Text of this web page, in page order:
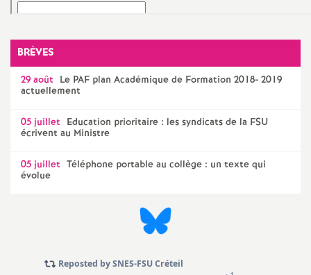
m
e
n
t
BRÈVES
29 août Le PAF plan Académique de Formation 2018- 2019
actuellement
05 juillet Education prioritaire : les syndicats de la FSU
écrivent au Ministre
05 juillet Téléphone portable au collège : un texte qui
évolue